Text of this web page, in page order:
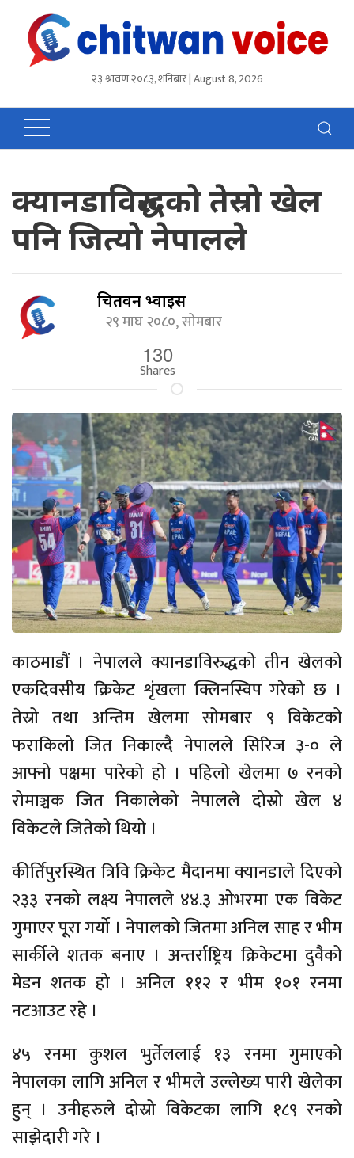
२३ श्रावण २०८३, शनिबार | August 8, 2026
क्यानडाविरुद्धको तेस्रो खेल
पनि जित्यो नेपालले
चितवन भ्वाईस
२९ माघ २०८०, सोमबार
130
Shares
काठमाडौं । नेपालले क्यानडाविरुद्धको तीन खेलको
एकदिवसीय क्रिकेट शृंखला क्लिनस्विप गरेको छ ।
तेस्रो तथा अन्तिम खेलमा सोमबार ९ विकेटको
फराकिलो जित निकाल्दै नेपालले सिरिज ३-० ले
आफ्नो पक्षमा पारेको हो । पहिलो खेलमा ७ रनको
रोमाञ्चक जित निकालेको नेपालले दोस्रो खेल ४
विकेटले जितेको थियो ।
कीर्तिपुरस्थित त्रिवि क्रिकेट मैदानमा क्यानडाले दिएको
२३३ रनको लक्ष्य नेपालले ४४.३ ओभरमा एक विकेट
गुमाएर पूरा गर्यो । नेपालको जितमा अनिल साह र भीम
सार्कीले शतक बनाए । अन्तर्राष्ट्रिय क्रिकेटमा दुवैको
मेडन शतक हो । अनिल ११२ र भीम १०१ रनमा
नटआउट रहे ।
४५ रनमा कुशल भुर्तेललाई १३ रनमा गुमाएको
नेपालका लागि अनिल र भीमले उल्लेख्य पारी खेलेका
हुन् । उनीहरुले दोस्रो विकेटका लागि १८९ रनको
साझेदारी गरे ।